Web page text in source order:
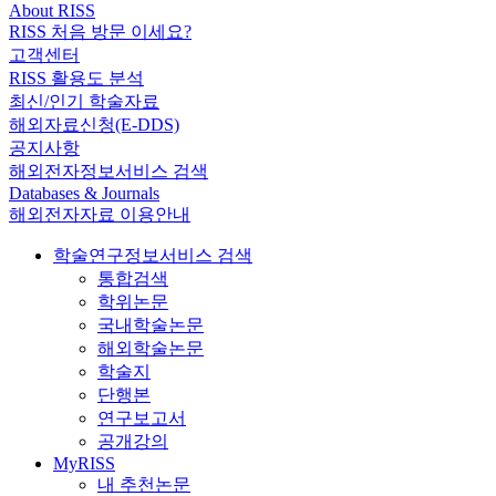
About RISS
RISS 처음 방문 이세요?
고객센터
RISS 활용도 분석
최신/인기 학술자료
해외자료신청(E-DDS)
공지사항
해외전자정보서비스 검색
Databases & Journals
해외전자자료 이용안내
학술연구정보서비스 검색
통합검색
학위논문
국내학술논문
해외학술논문
학술지
단행본
연구보고서
공개강의
MyRISS
내 추천논문